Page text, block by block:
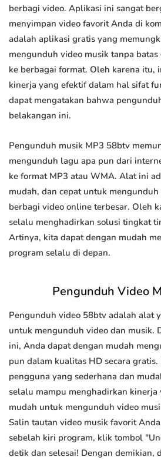
berbagi video. Aplikasi ini sangat
menyimpan video favorit Anda di
adalah aplikasi gratis yang
mengunduh video musik tanpa
ke berbagai format. Oleh karena itu,
kinerja yang efektif dalam hal sifat
dapat mengatakan bahwa
belakangan ini.
Pengunduh musik MP3 58btv
mengunduh lagu apa pun dari
ke format MP3 atau WMA. Alat ini
mudah, dan cepat untuk
berbagi video online terbesar. Oleh
selalu menghadirkan solusi tingkat
Artinya, kita dapat dengan mudah
program selalu di depan.
Pengunduh Video
Pengunduh video 58btv adalah alat
untuk mengunduh video dan musik.
ini, Anda dapat dengan mudah
pun dalam kualitas HD secara
pengguna yang sederhana dan
selalu mampu menghadirkan kinerja
mudah untuk mengunduh video
Salin tautan video musik favorit
sebelah kiri program, klik tombol
detik dan selesai! Dengan demikian,